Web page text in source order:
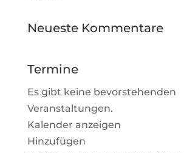
Neueste Kommentare
Termine
Es gibt keine bevorstehenden
Veranstaltungen.
Kalender anzeigen
Hinzufügen